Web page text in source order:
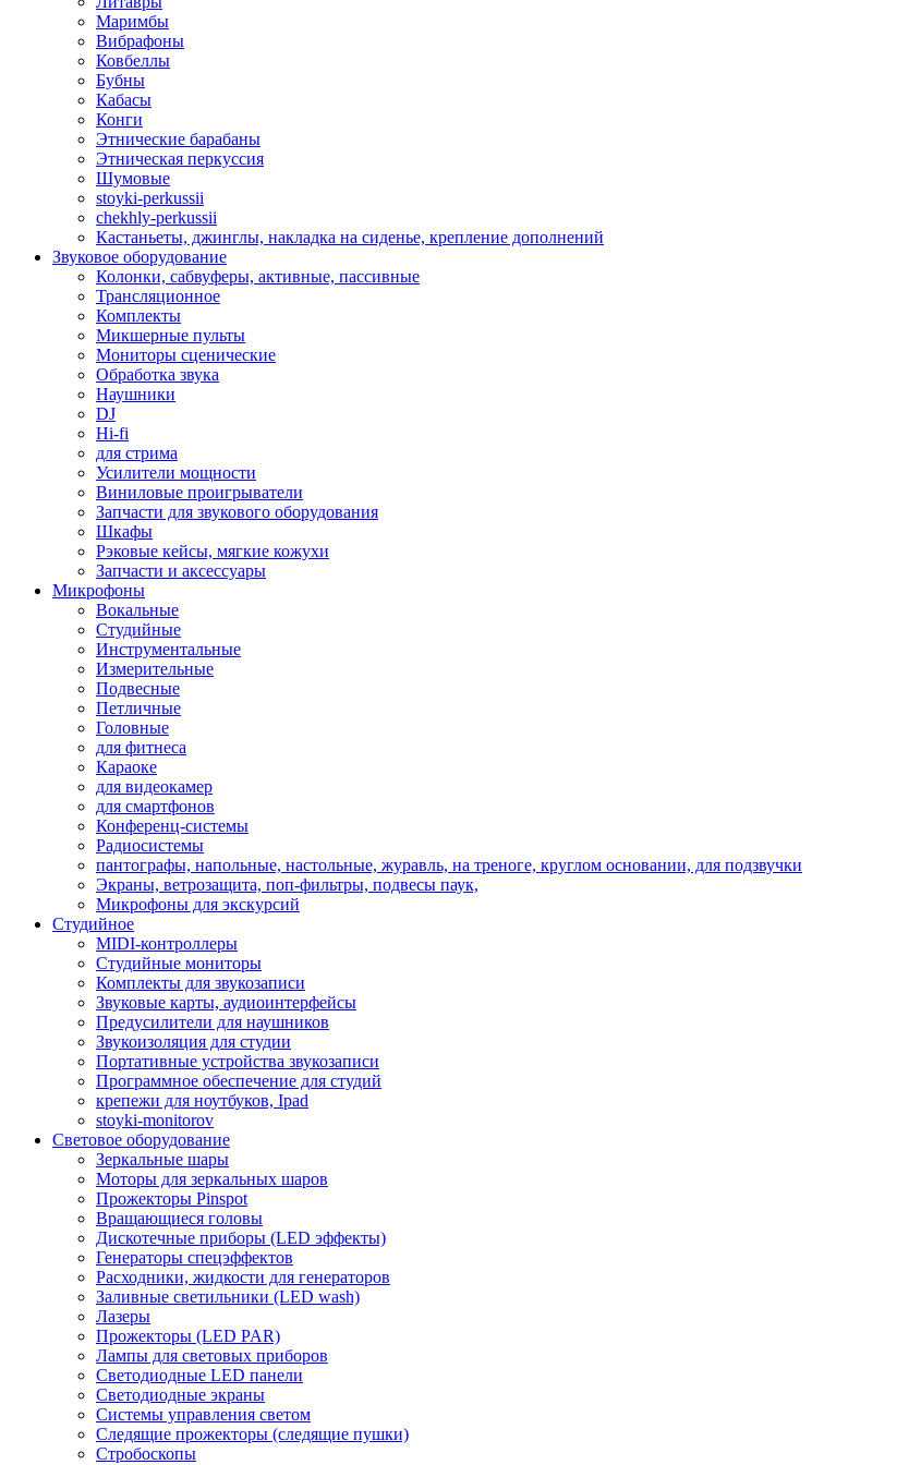
Маримбы
Вибрафоны
Ковбеллы
Бубны
Кабасы
Конги
Этнические барабаны
Этническая перкуссия
Шумовые
stoyki-perkussii
chekhly-perkussii
Кастаньеты, джинглы, накладка на сиденье, крепление дополнений
Звуковое оборудование
Колонки, сабвуферы, активные, пассивные
Трансляционное
Комплекты
Микшерные пульты
Мониторы сценические
Обработка звука
Наушники
DJ
Hi-fi
для стрима
Усилители мощности
Виниловые проигрыватели
Запчасти для звукового оборудования
Шкафы
Рэковые кейсы, мягкие кожухи
Запчасти и аксессуары
Микрофоны
Вокальные
Студийные
Инструментальные
Измерительные
Подвесные
Петличные
Головные
для фитнеса
Караоке
для видеокамер
для смартфонов
Конференц-системы
Радиосистемы
пантографы, напольные, настольные, журавль, на треноге, круглом основании, для подзвучки
Экраны, ветрозащита, поп-фильтры, подвесы паук,
Микрофоны для экскурсий
Студийное
MIDI-контроллеры
Студийные мониторы
Комплекты для звукозаписи
Звуковые карты, аудиоинтерфейсы
Предусилители для наушников
Звукоизоляция для студии
Портативные устройства звукозаписи
Программное обеспечение для студий
крепежи для ноутбуков, Ipad
stoyki-monitorov
Световое оборудование
Зеркальные шары
Моторы для зеркальных шаров
Прожекторы Pinspot
Вращающиеся головы
Дискотечные приборы (LED эффекты)
Генераторы спецэффектов
Расходники, жидкости для генераторов
Заливные светильники (LED wash)
Лазеры
Прожекторы (LED PAR)
Лампы для световых приборов
Светодиодные LED панели
Светодиодные экраны
Системы управления светом
Следящие прожекторы (следящие пушки)
Стробоскопы